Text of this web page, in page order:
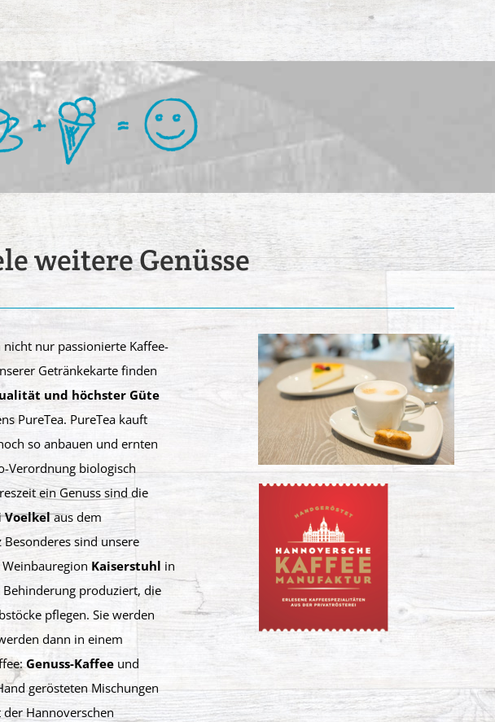
weitere Genüsse
nur passionierte Kaffee-
Getränkekarte finden
und höchster Güte
PureTea. PureTea kauft
so anbauen und ernten
Verordnung biologisch
ein Genuss sind die
Voelkelaus dem
Besonderes sind unsere
Kaiserstuhl in
produziert, die
pflegen. Sie werden
dann in einem
Genuss-Kaffee und
gerösteten Mischungen
Hannoverschen